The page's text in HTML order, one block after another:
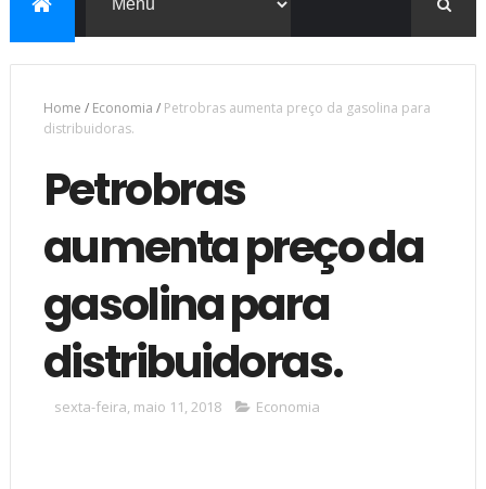
Home / Economia / Petrobras aumenta preço da gasolina para
distribuidoras.
Petrobras
aumenta preço da
gasolina para
distribuidoras.
sexta-feira, maio 11, 2018 Economia